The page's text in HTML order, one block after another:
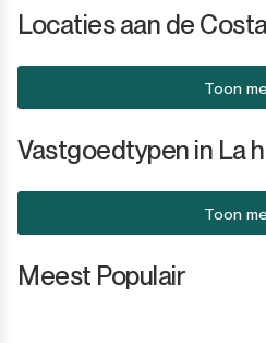
Selwo
Sotogrande
Sotogrande Costa
Locaties aan de
Toon
Vastgoedtypen in La
Toon
Meest Populair